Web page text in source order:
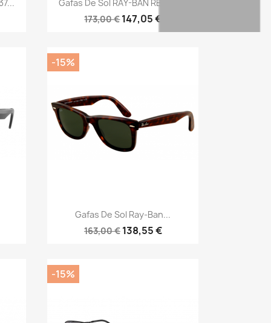
Gafas De Sol RAY-BAN RB2241...
173,00 €147,05 €
Vista rápida
Gafas De Sol Ray-Ban...
163,00 € 138,55 €
-15%
-15%